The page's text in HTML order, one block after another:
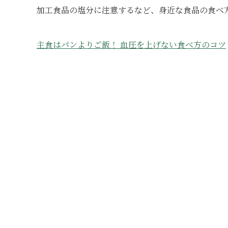
加工食品の塩分に注意するなど、身近な食品の食べ
主食はパンよりご飯！ 血圧を上げない食べ方のコツ